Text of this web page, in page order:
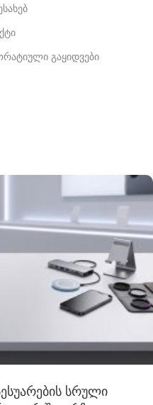
გაყიდვები
სრული